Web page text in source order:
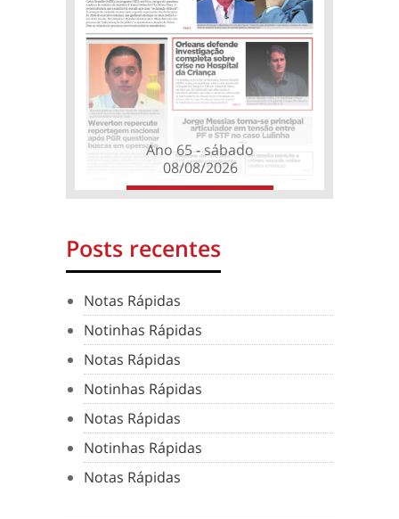
Ano 65 - sábado
08/08/2026
Posts recentes
Notas Rápidas
Notinhas Rápidas
Notas Rápidas
Notinhas Rápidas
Notas Rápidas
Notinhas Rápidas
Notas Rápidas